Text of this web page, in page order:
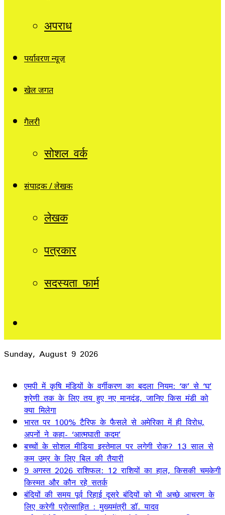
अपराध
पर्यावरण न्यूज़
खेल जगत
गैलरी
सोशल वर्क
संपादक / लेखक
लेखक
पत्रकार
सदस्यता फार्म
Sunday, August 9 2026
एमपी में कृषि मंडियों के वर्गीकरण का बदला नियम: ‘क’ से ‘घ’
श्रेणी तक के लिए तय हुए नए मानदंड, जानिए किस मंडी को
क्या मिलेगा
भारत पर 100% टैरिफ के फैसले से अमेरिका में ही विरोध,
अपनों ने कहा- ‘आत्मघाती कदम’
बच्चों के सोशल मीडिया इस्तेमाल पर लगेगी रोक? 13 साल से
कम उम्र के लिए बिल की तैयारी
9 अगस्त 2026 राशिफल: 12 राशियों का हाल, किसकी चमकेगी
किस्मत और कौन रहे सतर्क
बंदियों की समय पूर्व रिहाई दूसरे बंदियों को भी अच्छे आचरण के
लिए करेगी प्रोत्साहित : मुख्यमंत्री डॉ. यादव